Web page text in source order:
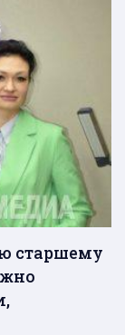
старшему